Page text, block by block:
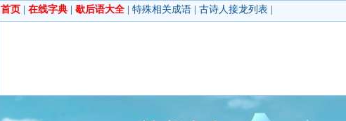
首页 在线字典 歇后语大全 特殊相关成语 古诗人接龙列表